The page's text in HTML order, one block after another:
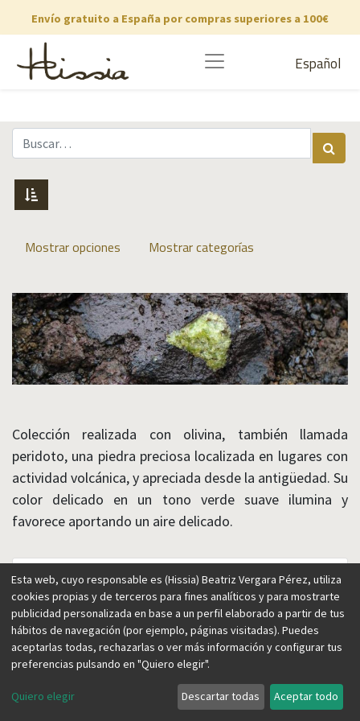
Envío gratuito a España por compras superiores a 100€
Español
Mostrar opciones Mostrar categorías
Colección realizada con olivina, también llamada
peridoto, una piedra preciosa localizada en lugares con
actividad volcánica, y apreciada desde la antigüedad. Su
color delicado en un tono verde suave ilumina y
favorece aportando un aire delicado.
Esta web, cuyo responsable es (Hissia) Beatriz Vergara Pérez, utiliza
cookies propias y de terceros para fines analíticos y para mostrarte
publicidad personalizada en base a un perfil elaborado a partir de tus
hábitos de navegación (por ejemplo, páginas visitadas). Puedes
aceptarlas todas, rechazarlas o ver más información y configurar tus
preferencias pulsando en "Quiero elegir".
Quiero elegir Descartar todas Aceptar todo